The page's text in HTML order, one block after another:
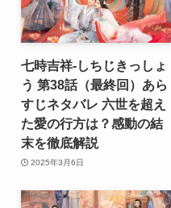
七時吉祥-しちじきっしょ
う 第38話（最終回）あら
すじネタバレ 六世を超え
た愛の行方は？感動の結
末を徹底解説
2025年3月6日